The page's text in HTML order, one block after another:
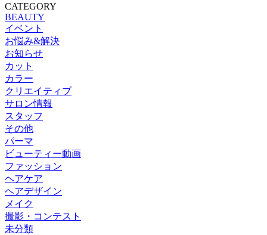
CATEGORY
BEAUTY
イベント
お悩み&解決
お知らせ
カット
カラー
クリエイティブ
サロン情報
スタッフ
その他
パーマ
ビューティー動画
ファッション
ヘアケア
ヘアデザイン
メイク
撮影・コンテスト
未分類